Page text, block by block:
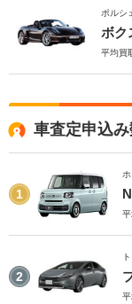
ポルシ
ボク
平均買
車査定申込
1
平
2
平